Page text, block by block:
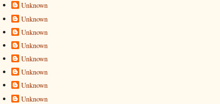
Unknown
Unknown
Unknown
Unknown
Unknown
Unknown
Unknown
Unknown